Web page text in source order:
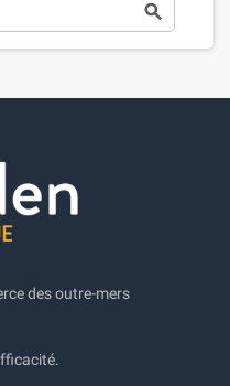

des outre-mers